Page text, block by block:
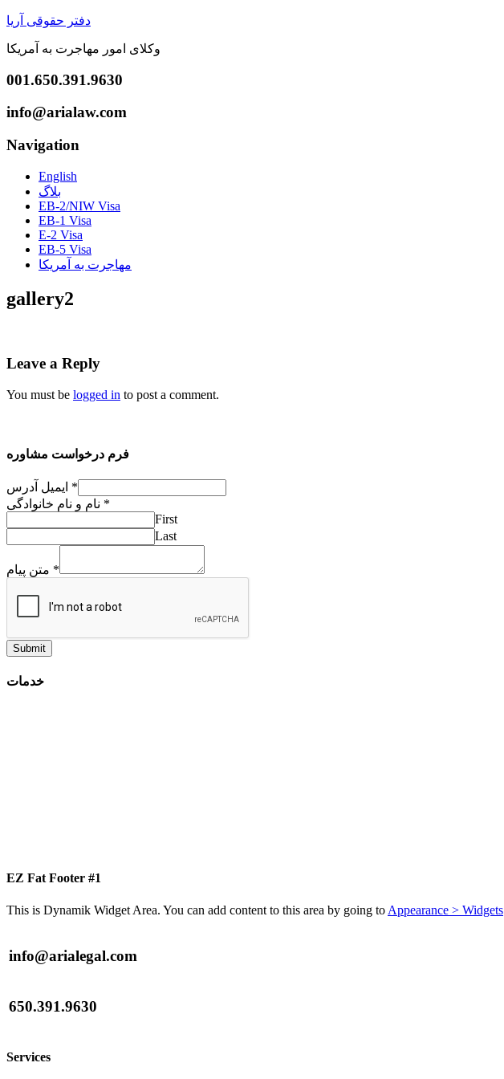
دفتر حقوقی آریا
وکلای امور مهاجرت به آمریکا
001.650.391.9630
info@arialaw.com
Navigation
English
بلاگ
EB-2/NIW Visa
EB-1 Visa
E-2 Visa
EB-5 Visa
مهاجرت به آمریکا
gallery2
Leave a Reply
You must be logged in to post a comment.
فرم درخواست مشاوره
*
*
First
Last
*
Submit
خدمات
EZ Fat Footer #1
This is Dynamik Widget Area. You can add content to this area by going to Appearance > Widgets
info@arialegal.com
650.391.9630
Services